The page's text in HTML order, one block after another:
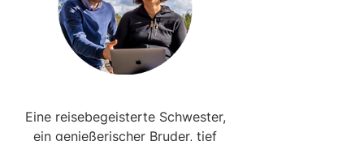
Eine reisebegeisterte Schwester,
ein genießerischer Bruder, tief